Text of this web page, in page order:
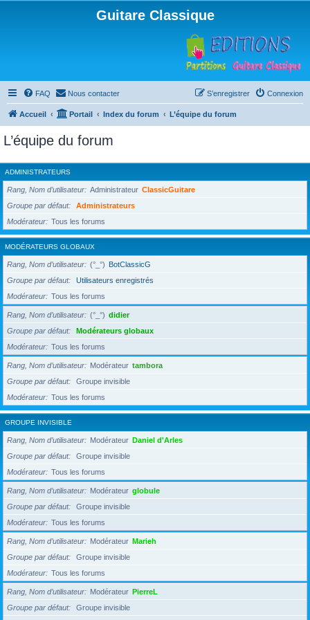
Guitare Classique
FAQ Nous contacter Connexion
S’enregistrer
Accueil Portail Index du forum L’équipe du forum
L’équipe du forum
ADMINISTRATEURS
Rang, Nom d’utilisateur Administrateur ClassicGuitare
Groupe par défaut
Administrateurs
Modérateur
Tous les forums
MODÉRATEURS GLOBAUX
Rang, Nom d’utilisateur (°_°) BotClassicG
Groupe par défaut
Utilisateurs enregistrés
Modérateur
Tous les forums
Rang, Nom d’utilisateur (°_°) didier
Groupe par défaut
Modérateurs globaux
Modérateur
Tous les forums
Rang, Nom d’utilisateur Modérateur tambora
Groupe par défaut
Groupe invisible
Modérateur
Tous les forums
GROUPE INVISIBLE
Rang, Nom d’utilisateur Modérateur Daniel d'Arles
Groupe par défaut
Groupe invisible
Modérateur
Tous les forums
Rang, Nom d’utilisateur Modérateur globule
Groupe par défaut
Groupe invisible
Modérateur
Tous les forums
Rang, Nom d’utilisateur Modérateur Marieh
Groupe par défaut
Groupe invisible
Modérateur
Tous les forums
Rang, Nom d’utilisateur Modérateur PierreL
Groupe par défaut
Groupe invisible